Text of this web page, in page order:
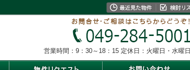
営業時間：9：30～18：15 定休日：火曜日・水曜日